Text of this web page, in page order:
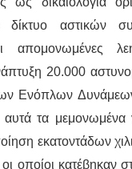
δίκτυο αστικών
απομονωμένες
20.000
Ενόπλων
αυτά τα μεμονωμένα
εκατοντάδων
οποίοι κατέβηκαν